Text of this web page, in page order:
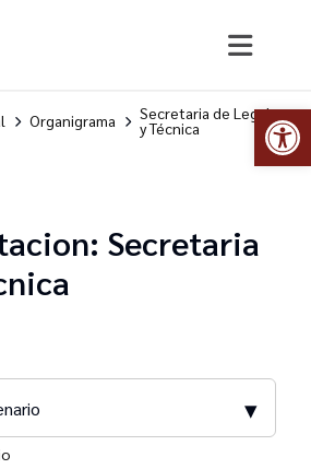
Organigrama Secretaria de Legal
y Técnica
Secretaria
▾